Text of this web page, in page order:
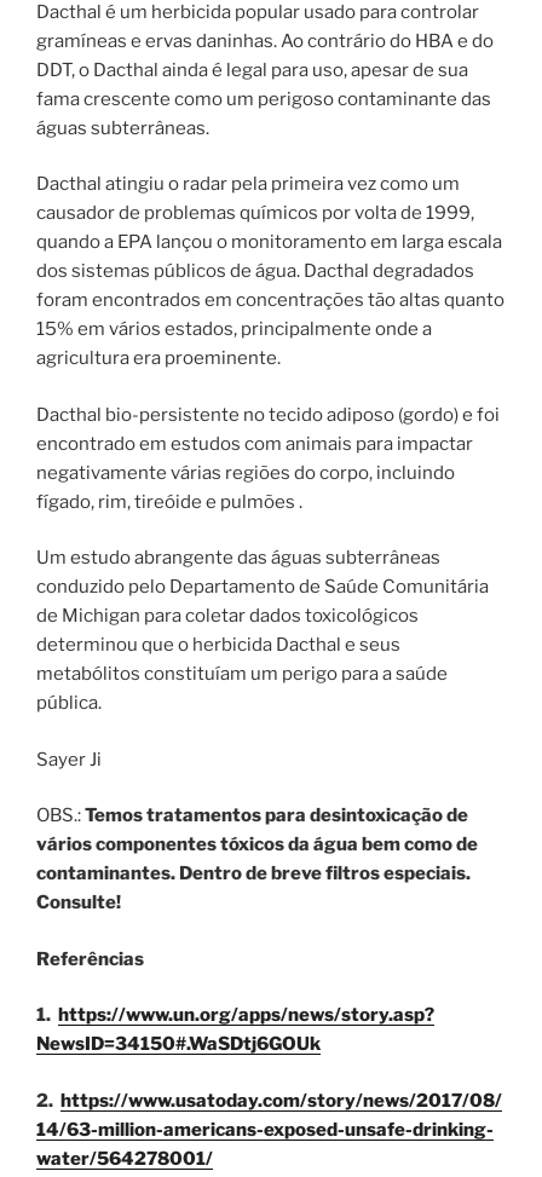
Dacthal é um herbicida popular usado para controlar
gramíneas e ervas daninhas. Ao contrário do HBA e do
DDT, o Dacthal ainda é legal para uso, apesar de sua
fama crescente como um perigoso contaminante das
águas subterrâneas.
Dacthal atingiu o radar pela primeira vez como um
causador de problemas químicos por volta de 1999,
quando a EPA lançou o monitoramento em larga escala
dos sistemas públicos de água. Dacthal degradados
foram encontrados em concentrações tão altas quanto
15% em vários estados, principalmente onde a
agricultura era proeminente.
Dacthal bio-persistente no tecido adiposo (gordo) e foi
encontrado em estudos com animais para impactar
negativamente várias regiões do corpo, incluindo
fígado, rim, tireóide e pulmões .
Um estudo abrangente das águas subterrâneas
conduzido pelo Departamento de Saúde Comunitária
de Michigan para coletar dados toxicológicos
determinou que o herbicida Dacthal e seus
metabólitos constituíam um perigo para a saúde
pública.
Sayer Ji
OBS.:Temos tratamentos para desintoxicação de
vários componentes tóxicos da água bem como de
contaminantes. Dentro de breve filtros especiais.
Consulte!
Referências
1. https://www.un.org/apps/news/story.asp?
NewsID=34150#.WaSDtj6GOUk
2. https://www.usatoday.com/story/news/2017/08/
14/63-million-americans-exposed-unsafe-drinking-
water/564278001/